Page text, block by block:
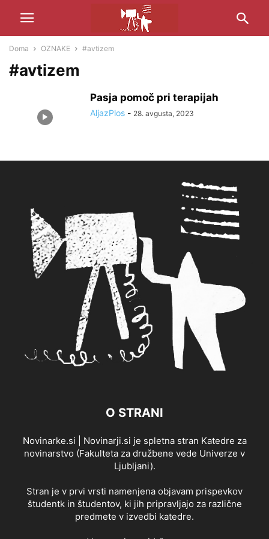
Doma OZNAKE #avtizem
#avtizem
Pasja pomoč pri terapijah
AljazPlos - 28. avgusta, 2023
O STRANI
Novinarke.si | Novinarji.si je spletna stran Katedre za
novinarstvo (Fakulteta za družbene vede Univerze v
Ljubljani).
Stran je v prvi vrsti namenjena objavam prispevkov
študentk in študentov, ki jih pripravljajo za različne
predmete v izvedbi katedre.